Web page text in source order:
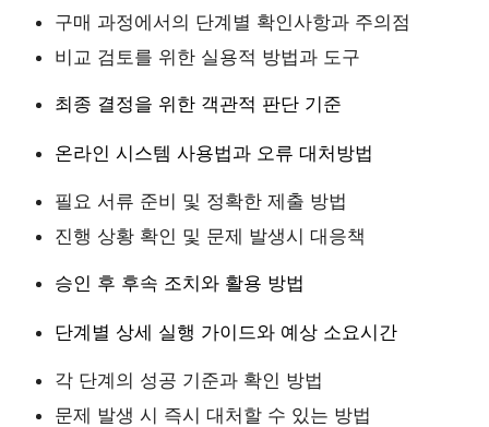
구매 과정에서의 단계별 확인사항과 주의점
비교 검토를 위한 실용적 방법과 도구
최종 결정을 위한 객관적 판단 기준
온라인 시스템 사용법과 오류 대처방법
필요 서류 준비 및 정확한 제출 방법
진행 상황 확인 및 문제 발생시 대응책
승인 후 후속 조치와 활용 방법
단계별 상세 실행 가이드와 예상 소요시간
각 단계의 성공 기준과 확인 방법
문제 발생 시 즉시 대처할 수 있는 방법